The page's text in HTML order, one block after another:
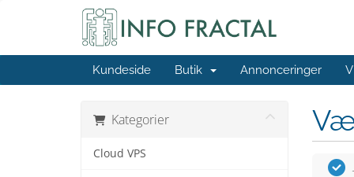
Kundeside Butik Annonceringer
Kategorier
Cloud VPS